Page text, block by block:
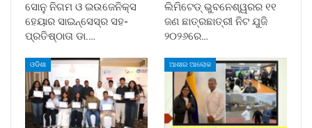
ସୋନୁ ନିଗମ ଓ ଇଉଜେନିକ୍ସ
ହେୟାର ସାଇନ୍ସେସ୍ର ସହ-
ପ୍ରତିଷ୍ଠାତା ଡା.…
ଲିମିଟେଡ୍ ଭୁବନେଶ୍ୱରର ୧୧
ଜଣ ଛାତ୍ରଛାତ୍ରୀ ନିଟ ଯୁଜି
୨୦୨୬ରେ…
ଓଡିଶା ଆଶାର ଆଲୋକ